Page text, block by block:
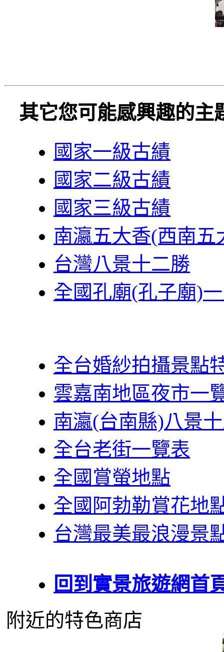
其它您可能感興趣的主
國家一級古績
國家二級古績
國家三級古績
南瀛五大香(西南五
台灣八景十二勝
全國孔廟(孔子廟)
全台婚紗拍攝景點
雲嘉南地區夜市一
南瀛(台南縣)八景
全台老街一覽表
全國賞螢地點
全國阿勃勒賞花地
台灣最美最浪漫景
回到實景旅遊網首
附近的特色商店